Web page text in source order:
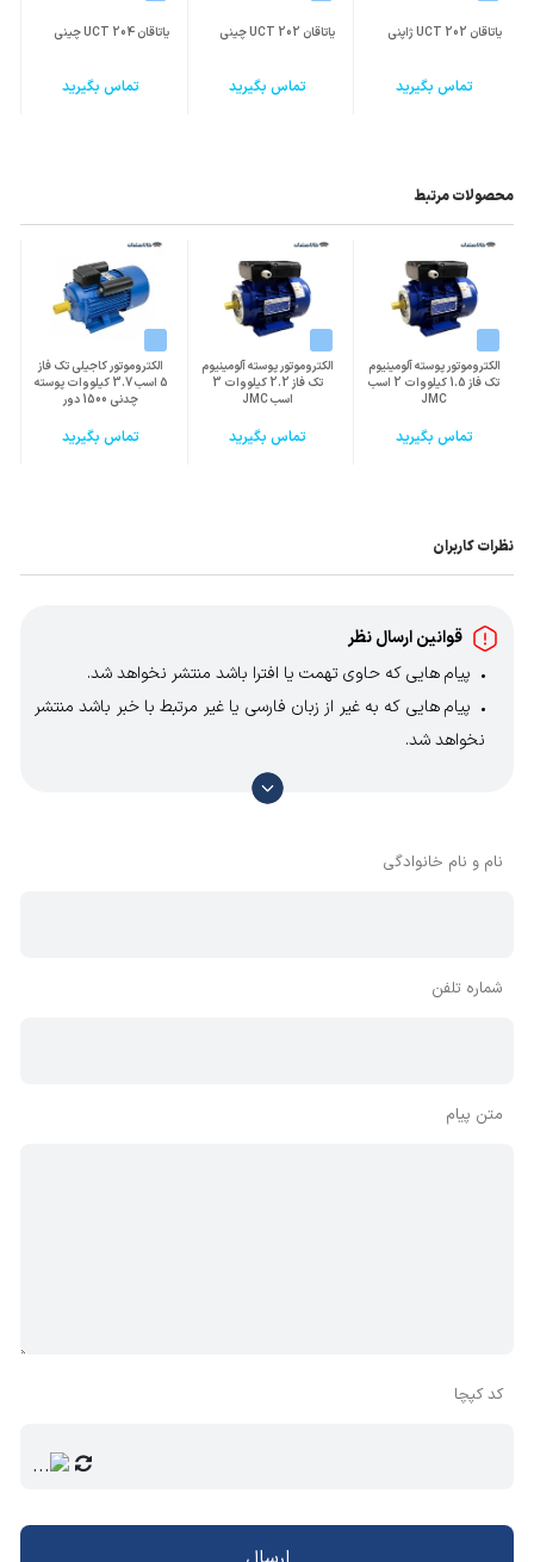
یاتاقان UCT 202 ژاپنی
تماس بگیرید
یاتاقان UCT 202 چینی
تماس بگیرید
یاتاقان UCT 204 چینی
تماس بگیرید
محصولات مرتبط
الکتروموتور پوسته آلومینیوم
تک فاز 1.5 کیلووات 2 اسب
JMC
تماس بگیرید
الکتروموتور پوسته آلومینیوم
تک فاز 2.2 کیلووات 3
اسب JMC
تماس بگیرید
الکتروموتور کاجیلی تک فاز
5 اسب 3.7 کیلووات پوسته
چدنی 1500 دور
تماس بگیرید
نظرات کاربران
قوانین ارسال نظر
پیام هایی که حاوی تهمت یا افترا باشد منتشر نخواهد شد.
پیام هایی که به غیر از زبان فارسی یا غیر مرتبط با خبر باشد منتشر
نخواهد شد.
با توجه به آن که امکان موافقت یا مخالفت با محتوای نظرات
وجود دارد، معمولا نظراتی که محتوای مشابه دارند، انتشار نمی‌یابند
نام و نام خانوادگی
شماره تلفن
متن پیام
کد کپچا